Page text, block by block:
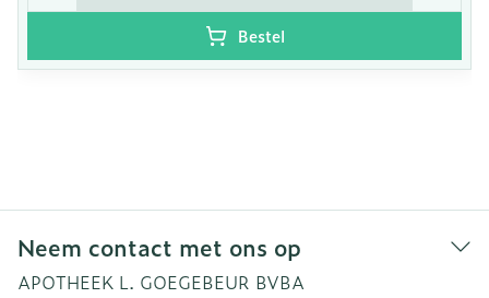
Bestel
Neem contact met ons op
APOTHEEK L. GOEGEBEUR BVBA